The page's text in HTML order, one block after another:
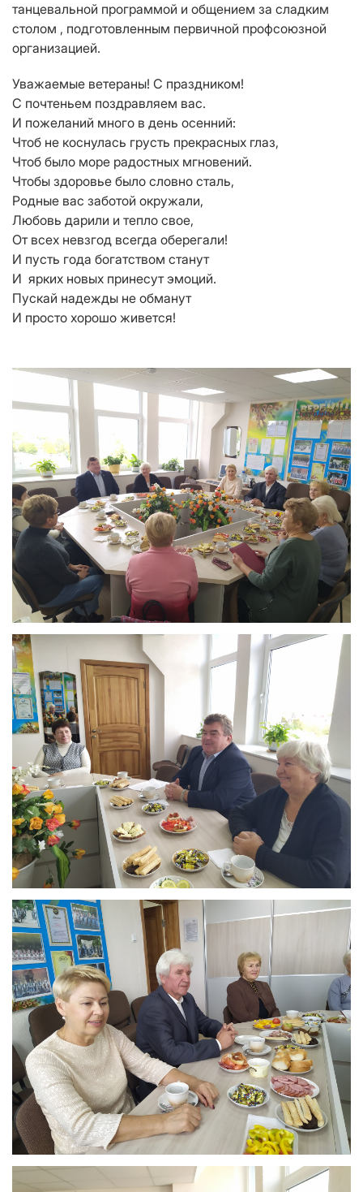
танцевальной программой и общением за сладким
столом , подготовленным первичной профсоюзной
организацией.
Уважаемые ветераны! С праздником!
С почтеньем поздравляем вас.
И пожеланий много в день осенний:
Чтоб не коснулась грусть прекрасных глаз,
Чтоб было море радостных мгновений.
Чтобы здоровье было словно сталь,
Родные вас заботой окружали,
Любовь дарили и тепло свое,
От всех невзгод всегда оберегали!
И пусть года богатством станут
И ярких новых принесут эмоций.
Пускай надежды не обманут
И просто хорошо живется!